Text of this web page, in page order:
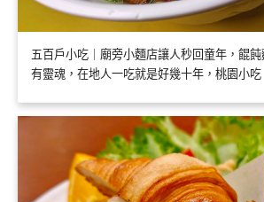
五百戶小吃｜廟旁小麵店讓人秒回童年，餛
有靈魂，在地人一吃就是好幾十年，桃園小吃